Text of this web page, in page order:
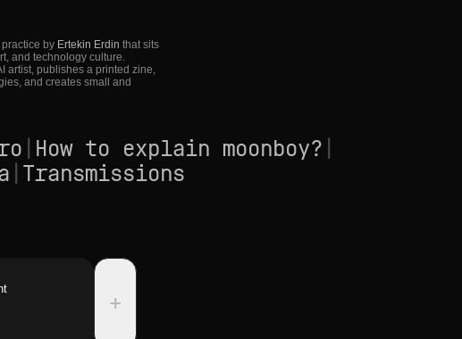
by Ertekin Erdin that sits
and technology culture.
artist, publishes a printed zine,
and creates small and
How to explain moonboy?
Transmissions
+